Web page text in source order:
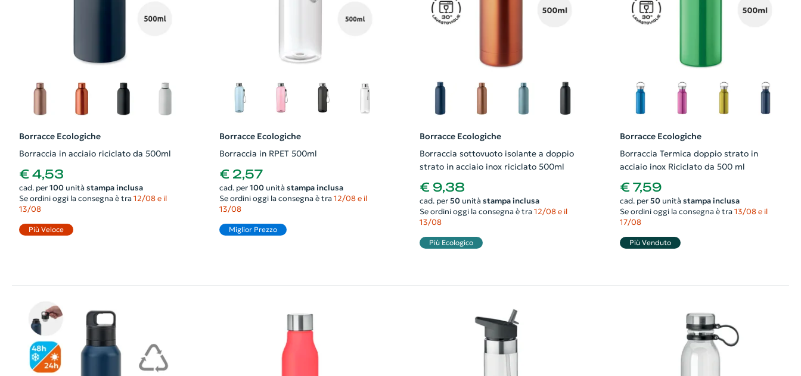
Borracce Ecologiche
Borraccia in acciaio riciclato da 500ml
€ 4,53
cad. per 100unità stampa inclusa
Se ordini oggi la consegna è tra 12/08 e il
13/08
Più Veloce
Borracce Ecologiche
Borraccia in RPET 500ml
€ 2,57
cad. per 100unità stampa inclusa
Se ordini oggi la consegna è tra 12/08 e il
13/08
Miglior Prezzo
Borracce Ecologiche
Borraccia sottovuoto isolante a doppio
strato in acciaio inox riciclato 500ml
€ 9,38
cad. per 50unità stampa inclusa
Se ordini oggi la consegna è tra 12/08 e il
13/08
Più Ecologico
Borracce Ecologiche
Borraccia Termica doppio strato in
acciaio inox Riciclato da 500 ml
€ 7,59
cad. per 50unità stampa inclusa
Se ordini oggi la consegna è tra 13/08 e il
17/08
Più Venduto